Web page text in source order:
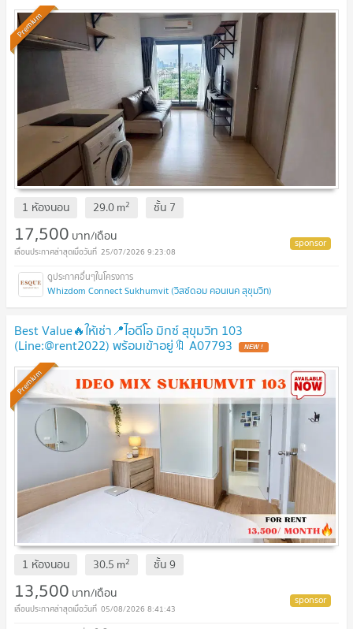
Premium
1 ห้องนอน 29.0m2 ชั้น 7
17,500 บาท/เดือน
25/07/2026 9:23:08
Whizdom Connect Sukhumvit (วิสซ์ดอม คอนเนค สุขุมวิท)
Best Value🔥ให้เช่า📍ไอดีโอ มิกซ์ สุขุมวิท 103
(Line:@rent2022) พร้อมเข้าอยู่🔖 A07793 NEW !
Premium
1 ห้องนอน 30.5 m2 ชั้น9
13,500 บาท/เดือน
05/08/2026 8:41:43